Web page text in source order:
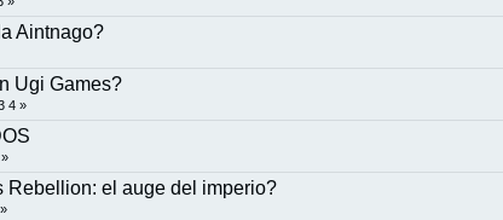
Aintnago?
Ugi Games?
4 »
»
Rebellion: el auge del imperio?
»